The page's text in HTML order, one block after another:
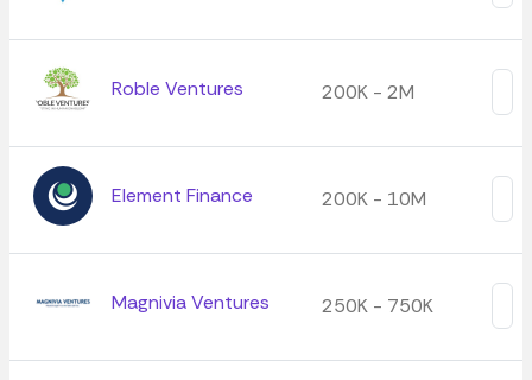
Roble Ventures 200K - 2M
Element Finance 200K - 10M
Magnivia Ventures 250K - 750K